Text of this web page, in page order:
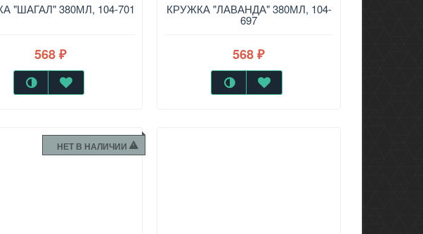
"ШАГАЛ" 380МЛ, 104-701
568₽
КРУЖКА "ЛАВАНДА" 380МЛ, 104-
697
568₽
НЕТ В НАЛИЧИИ